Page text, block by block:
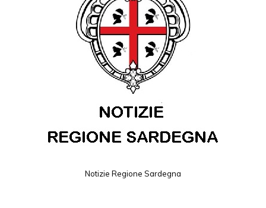
Notizie Regione Sardegna